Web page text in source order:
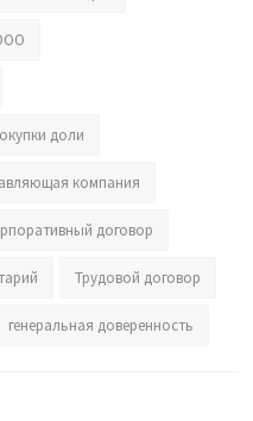
доли
компания
договор
Трудовой договор
генеральная доверенность